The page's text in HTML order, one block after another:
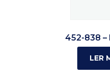
452-838 –
LER